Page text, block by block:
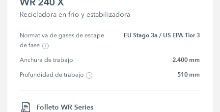
Recicladora en frío y estabilizadora
Normativa de gases de escape
de fase
EU Stage 3a / US EPA Tier 3
Anchura de trabajo 2.400 mm
Profundidad de trabajo 510 mm
Folleto WR Series